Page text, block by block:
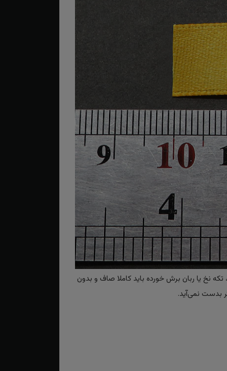
نخ یا ربان برش خورده باید کاملا صاف و بدون
بدست نمی‌آید.